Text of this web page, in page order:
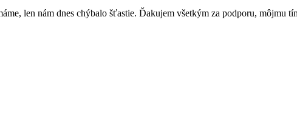
len nám dnes chýbalo šťastie. Ďakujem všetkým za podporu, môjmu